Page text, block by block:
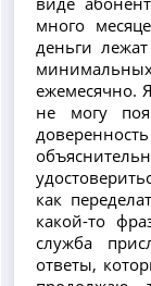
много
деньги
ежемесячно.
не могу
как
какой-то
служба
ответы,